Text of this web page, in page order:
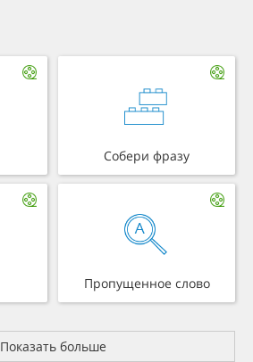
Собери фразу
Пропущенное слово
Показать больше